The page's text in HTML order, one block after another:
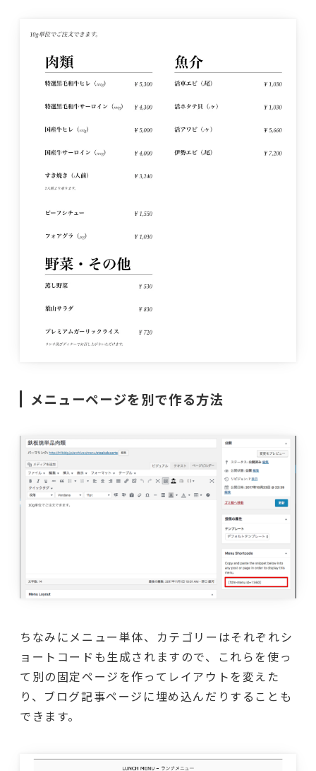
メニューページを別で作る方法
ちなみにメニュー単体、カテゴリーはそれぞれシ
ョートコードも生成されますので、これらを使っ
て別の固定ページを作ってレイアウトを変えた
り、ブログ記事ページに埋め込んだりすることも
できます。